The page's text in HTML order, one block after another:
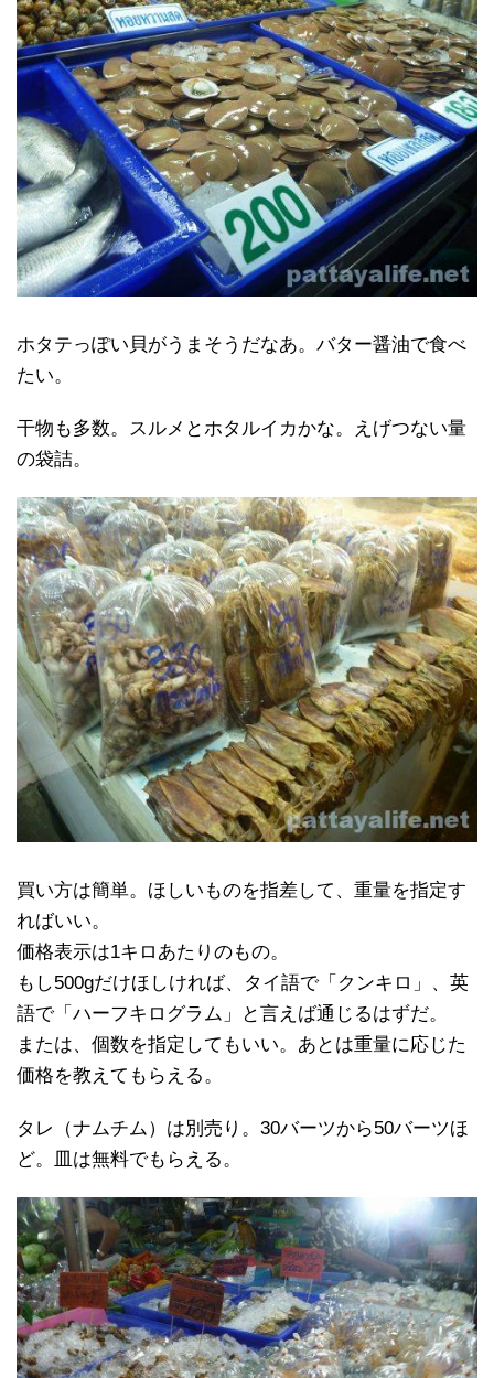
ホタテっぽい貝がうまそうだなあ。バター醤油で食べ
たい。
干物も多数。スルメとホタルイカかな。えげつない量
の袋詰。
買い方は簡単。ほしいものを指差して、重量を指定す
ればいい。
価格表示は1キロあたりのもの。
もし500gだけほしければ、タイ語で「クンキロ」、英
語で「ハーフキログラム」と言えば通じるはずだ。
または、個数を指定してもいい。あとは重量に応じた
価格を教えてもらえる。
タレ（ナムチム）は別売り。30バーツから50バーツほ
ど。皿は無料でもらえる。